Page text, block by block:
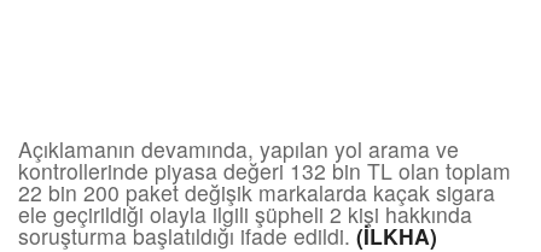
Açıklamanın devamında, yapılan yol arama ve
kontrollerinde piyasa değeri 132 bin TL olan toplam
22 bin 200 paket değişik markalarda kaçak sigara
ele geçirildiği olayla ilgili şüpheli 2 kişi hakkında
soruşturma başlatıldığı ifade edildi. (İLKHA)